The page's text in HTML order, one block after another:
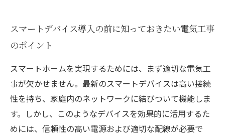
スマートデバイス導入の前に知っておきたい電気工事
のポイント
スマートホームを実現するためには、まず適切な電気工
事が欠かせません。最新のスマートデバイスは高い接続
性を持ち、家庭内のネットワークに結びついて機能しま
す。しかし、このようなデバイスを効果的に活用するた
めには、信頼性の高い電源および適切な配線が必要で